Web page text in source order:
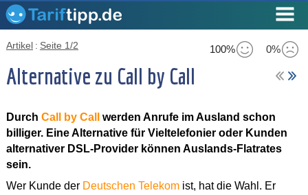
100% 0%
Artikel : Seite 1/2
Alternative zu Call by Call
Durch Call by Call
werden Anrufe im Ausland schon
billiger. Eine Alternative für Vieltelefonier oder Kunden
alternativer DSL-Provider können Auslands-Flatrates
sein.
Wer Kunde der Deutschen Telekomist, hat die Wahl. Er